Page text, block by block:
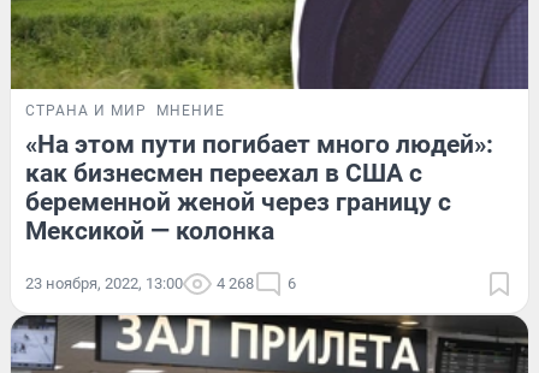
СТРАНА И МИР МНЕНИЕ
«На этом пути погибает много людей»:
как бизнесмен переехал в США с
беременной женой через границу с
Мексикой — колонка
23 ноября, 2022, 13:00 4 268 6